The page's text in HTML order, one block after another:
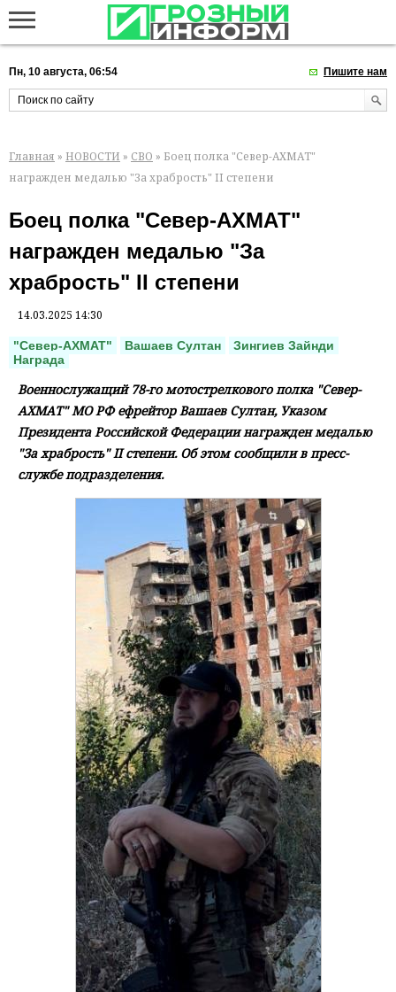
Пн, 10 августа, 06:54 Пишите нам
Главная » НОВОСТИ » СВО » Боец полка "Север-АХМАТ"
награжден медалью "За храбрость" II степени
Боец полка "Север-АХМАТ"
награжден медалью "За
храбрость" II степени
14.03.2025 14:30
"Север-АХМАТ" Вашаев Султан
Зингиев Зайнди
Награда
Военнослужащий 78-го мотострелкового полка "Север-
АХМАТ" МО РФ ефрейтор Вашаев Султан, Указом
Президента Российской Федерации награжден медалью
"За храбрость" II степени. Об этом сообщили в пресс-
службе подразделения.